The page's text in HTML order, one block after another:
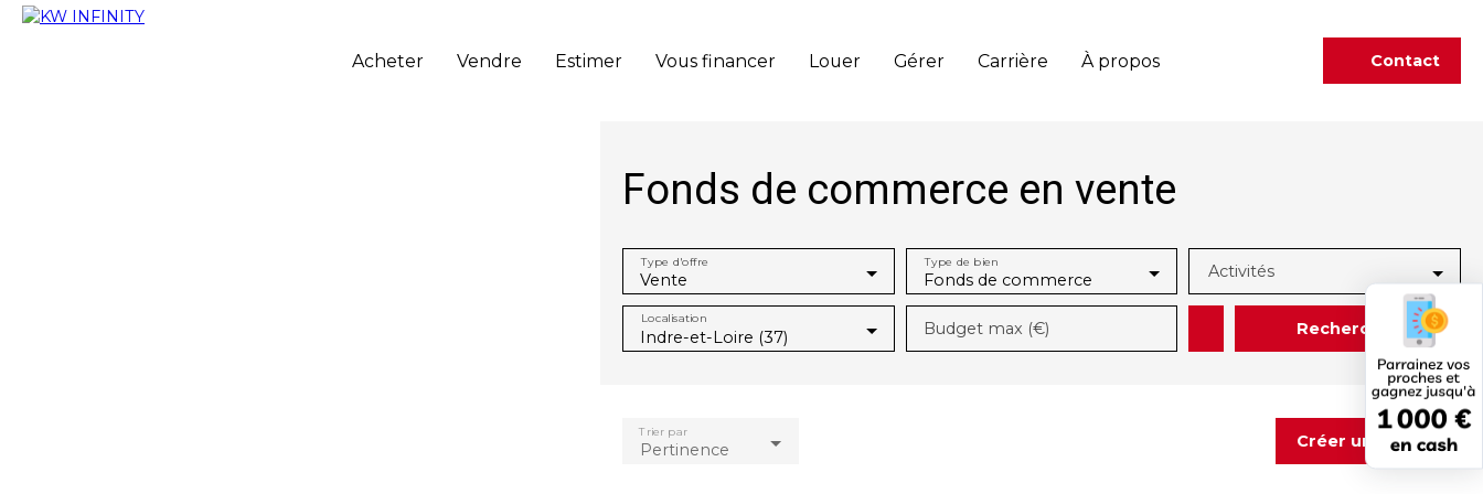
Acheter Vendre Estimer Vous financer Louer Gérer Carrière À propos Contact
Fonds de commerce en vente
Vente
Type d'offre
Fonds de commerce
Type de bien Activités
Indre-et-Loire (37)
Localisation Budget max (€) Rechercher
Pertinence
Trier par Créer une alerte